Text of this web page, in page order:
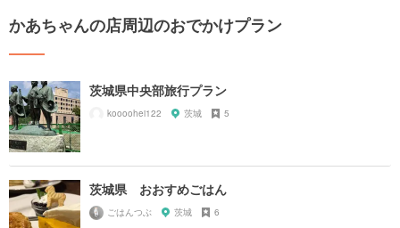
かあちゃんの店周辺のおでかけプラン
茨城県中央部旅行プラン
koooohei122 茨城 5
茨城県 おおすめごはん
ごはんつぶ 茨城 6